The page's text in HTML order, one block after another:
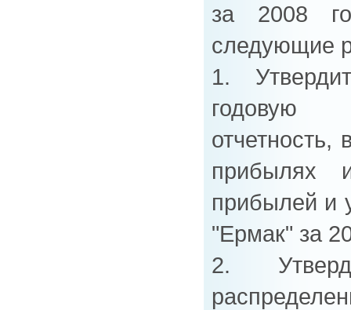
за 2008
следующие
1.
годовую
отчетность,
прибылях
прибылей и
"Ермак" за
2.